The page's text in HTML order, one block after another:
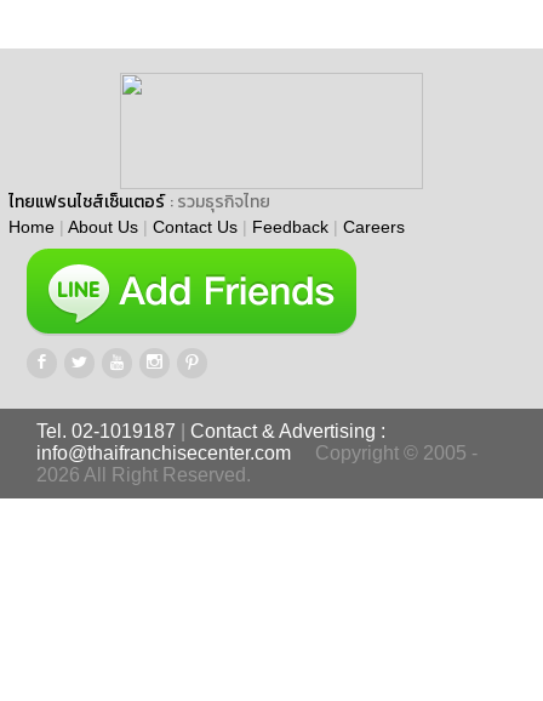
ไทยแฟรนไชส์เซ็นเตอร์ : รวมธุรกิจไทย
Home | About Us | Contact Us | Feedback | Careers
Tel. 02-1019187
Contact & Advertising :
info@thaifranchisecenter.com
Copyright © 2005 -
2026 All Right Reserved.